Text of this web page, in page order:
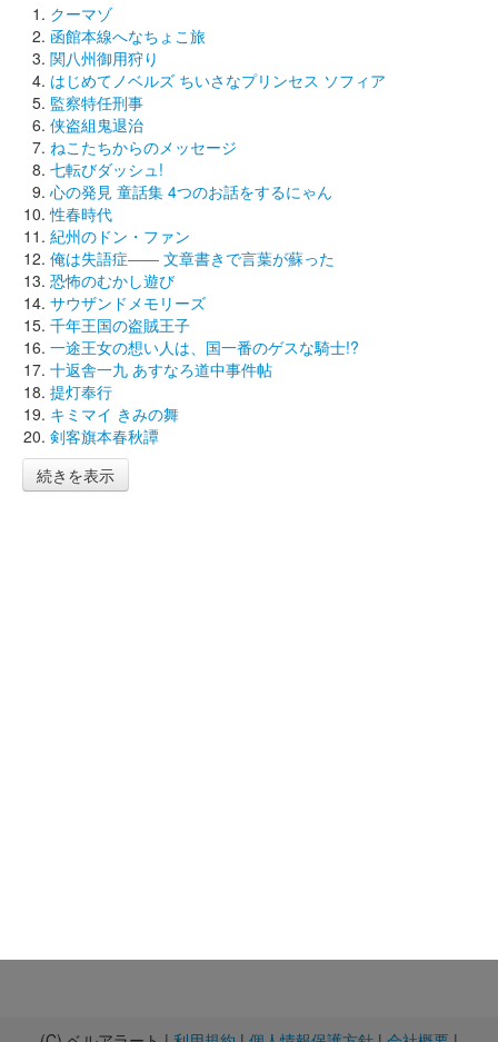
クーマゾ
函館本線へなちょこ旅
関八州御用狩り
はじめてノベルズ ちいさなプリンセス ソフィア
監察特任刑事
侠盗組鬼退治
ねこたちからのメッセージ
七転びダッシュ!
心の発見 童話集 4つのお話をするにゃん
性春時代
紀州のドン・ファン
俺は失語症―― 文章書きで言葉が蘇った
恐怖のむかし遊び
サウザンドメモリーズ
千年王国の盗賊王子
一途王女の想い人は、国一番のゲスな騎士!?
十返舎一九 あすなろ道中事件帖
提灯奉行
キミマイ きみの舞
剣客旗本春秋譚
続きを表示